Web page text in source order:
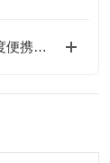
HANNA HI98196 多参数水质测定仪——高精度便携式水质分析解决方案